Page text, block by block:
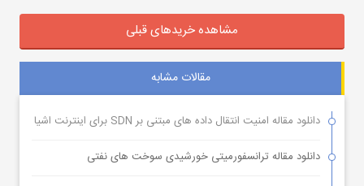
مشاهده خریدهای قبلی
مقالات مشابه
دانلود مقاله امنیت انتقال داده های مبتنی بر SDN برای اینترنت اشیا
دانلود مقاله ترانسفورمیتی خورشیدی سوخت های نفتی